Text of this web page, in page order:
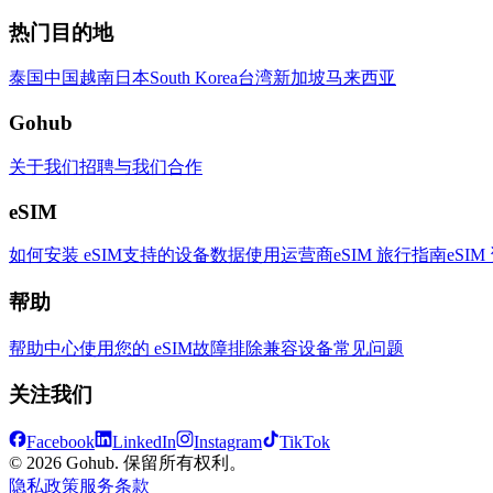
热门目的地
泰国中国越南日本South Korea台湾新加坡马来西亚
Gohub
关于我们招聘与我们合作
eSIM
如何安装 eSIM支持的设备数据使用运营商eSIM 旅行指南eSIM
帮助
帮助中心使用您的 eSIM故障排除兼容设备常见问题
关注我们
Facebook LinkedIn Instagram
TikTok
© 2026 Gohub. 保留所有权利。
隐私政策服务条款